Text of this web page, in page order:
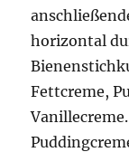
horizontal
Fettcreme,